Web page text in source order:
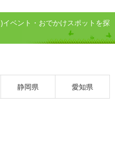
ベント・おでかけスポットを探
静岡県 愛知県